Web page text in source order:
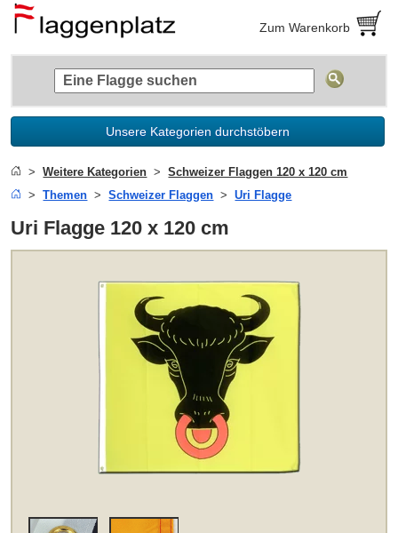
Zum Warenkorb
Unsere Kategorien durchstöbern
Weitere Kategorien
Schweizer Flaggen 120 x 120 cm
Themen
Schweizer Flaggen Uri Flagge
Uri Flagge 120 x 120 cm